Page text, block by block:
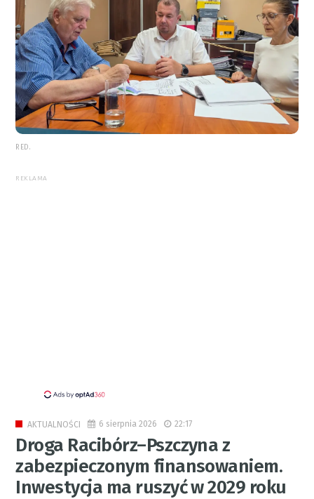
RED.
REKLAMA
AKTUALNOŚCI 6 sierpnia 2026 22:17
Droga Racibórz–Pszczyna z
zabezpieczonym finansowaniem.
Inwestycja ma ruszyć w 2029 roku